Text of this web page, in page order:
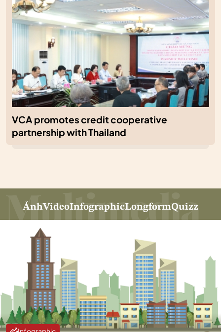
VCA promotes credit cooperative
partnership with Thailand
ẢnhVideoInfographicLongformQuizz